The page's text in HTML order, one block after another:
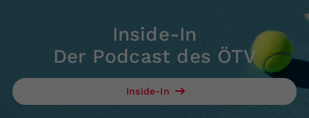
Inside-In
Der Podcast des ÖTV
Inside-In